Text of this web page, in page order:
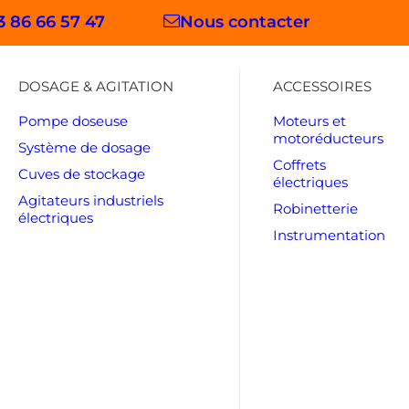
86 66 57 47 Nous contacter
DOSAGE & AGITATION
Pompe doseuse
Système de dosage
Cuves de stockage
Agitateurs industriels
électriques
ACCESSOIRES
Moteurs et
motoréducteurs
Coffrets
électriques
Robinetterie
Instrumentation